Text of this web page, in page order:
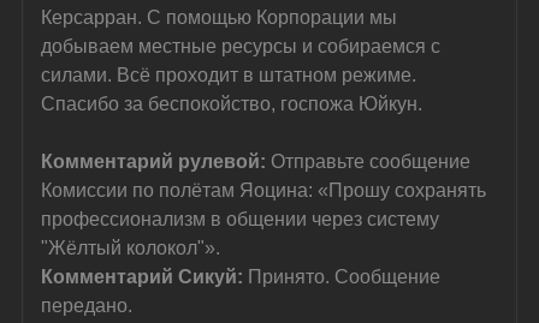
Керсарран. С помощью Корпорации мы
добываем местные ресурсы и собираемся с
силами. Всё проходит в штатном режиме.
Спасибо за беспокойство, госпожа Юйкун.
Комментарий рулевой: Отправьте сообщение
Комиссии по полётам Яоцина: «Прошу сохранять
профессионализм в общении через систему
"Жёлтый колокол"».
Комментарий Сикуй: Принято. Сообщение
передано.